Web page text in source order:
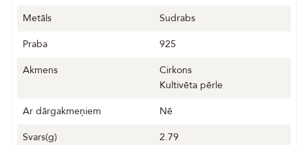
Metāls
Sudrabs
Praba
925
Akmens
Cirkons
Kultivēta pērle
Ar dārgakmeņiem
Nē
Svars(g)
2.79